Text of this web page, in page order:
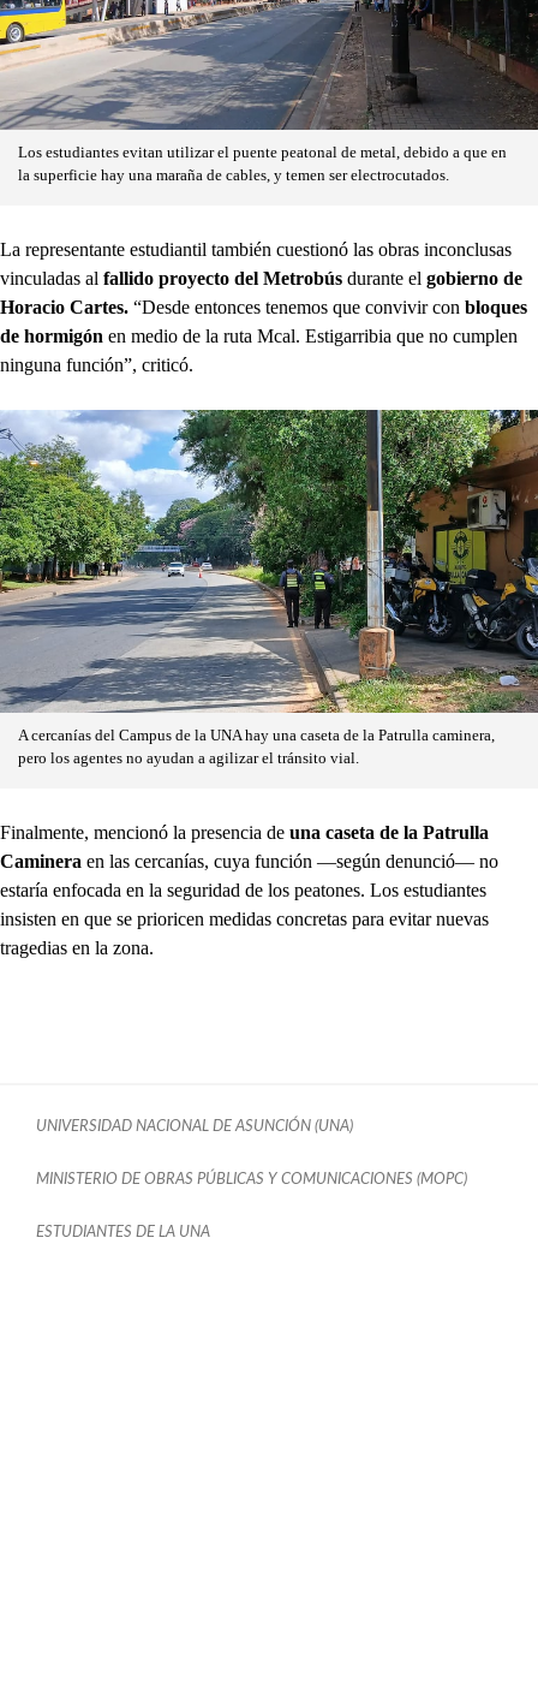
Los estudiantes evitan utilizar el puente peatonal de metal, debido a que en
la superficie hay una maraña de cables, y temen ser electrocutados.
La representante estudiantil también cuestionó las obras inconclusas
vinculadas al fallido proyecto del Metrobús durante el gobierno de
Horacio Cartes. “Desde entonces tenemos que convivir con bloques
de hormigón en medio de la ruta Mcal. Estigarribia que no cumplen
ninguna función”, criticó.
A cercanías del Campus de la UNA hay una caseta de la Patrulla caminera,
pero los agentes no ayudan a agilizar el tránsito vial.
Finalmente, mencionó la presencia de una caseta de la Patrulla
Caminera en las cercanías, cuya función —según denunció— no
estaría enfocada en la seguridad de los peatones. Los estudiantes
insisten en que se prioricen medidas concretas para evitar nuevas
tragedias en la zona.
UNIVERSIDAD NACIONAL DE ASUNCIÓN (UNA)
MINISTERIO DE OBRAS PÚBLICAS Y COMUNICACIONES (MOPC)
ESTUDIANTES DE LA UNA